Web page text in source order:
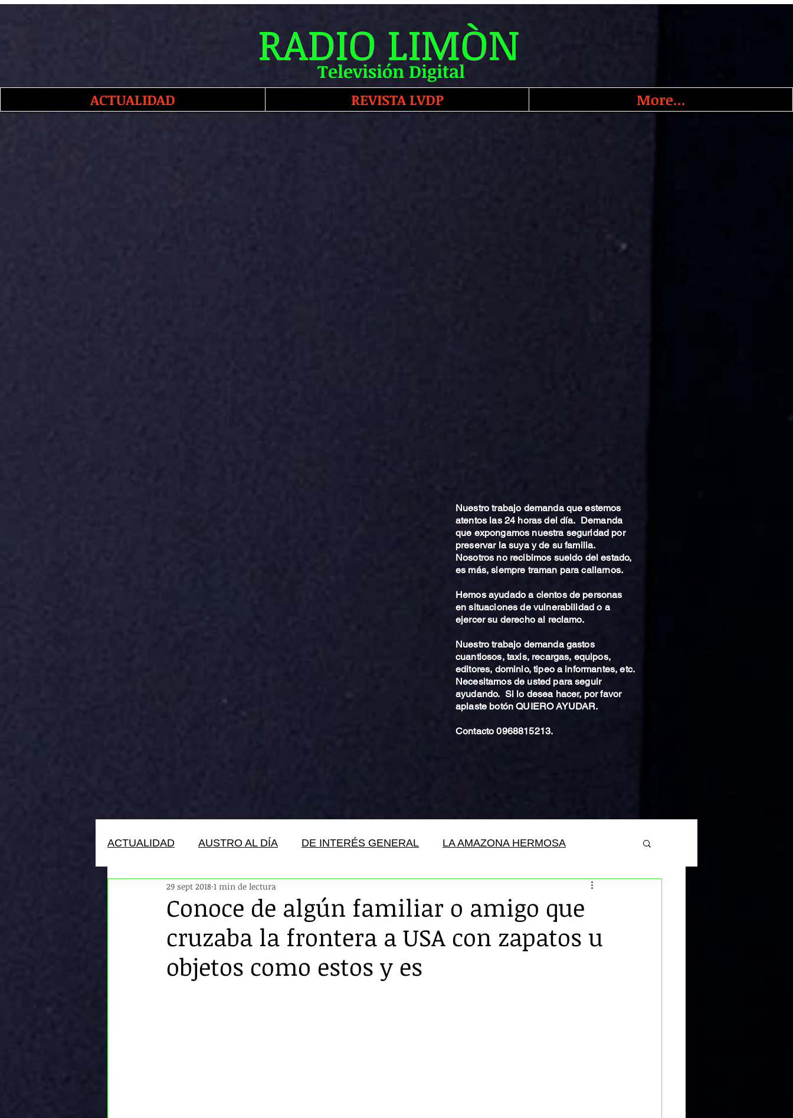
Nuestro trabajo demanda que estemos
atentos las 24 horas del día. Demanda
que expongamos nuestra seguridad por
preservar la suya y de su familia.
Nosotros no recibimos sueldo del estado,
es más, siempre traman para callarnos.
Hemos ayudado a cientos de personas
en situaciones de vulnerabilidad o a
ejercer su derecho al reclamo.
Nuestro trabajo demanda gastos
cuantiosos, taxis, recargas, equipos,
editores, dominio, tipeo a informantes, etc.
Necesitamos de usted para seguir
ayudando. Si lo desea hacer, por favor
aplaste botón QUIERO AYUDAR.
Contacto 0968815213.
ACTUALIDAD AUSTRO AL DÍA DE INTERÉS GENERAL LA AMAZONA HERMOSA
HUMANOS DEL ECUADOR
Conoce de algún familiar o amigo que
cruzaba la frontera a USA con zapatos u
objetos como estos y es
29 sept 2018 1 min de lectura
Televisión Digital
RADIO LIMÒN
ACTUALIDAD REVISTA LVDP More...